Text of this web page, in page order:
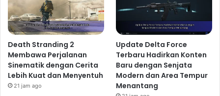
Death Stranding 2
Membawa Perjalanan
Sinematik dengan Cerita
Lebih Kuat dan Menyentuh
21 jam ago
Update Delta Force
Terbaru Hadirkan Konten
Baru dengan Senjata
Modern dan Area Tempur
Menantang